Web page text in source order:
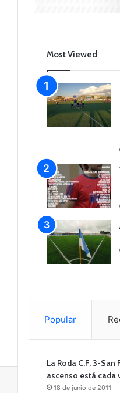
Most Viewed
Popular
La Roda C.F. 3-
ascenso está cada
18 de junio de 2011